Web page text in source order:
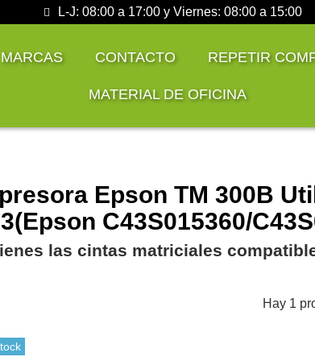
L-J: 08:00 a 17:00 y Viernes: 08:00 a 15:00
MARCAS CONTACTO REPETIR
MATERIAL DE OFICINA
Epson TM 300B
C43S015360/
las cintas matriciales
Hay 1